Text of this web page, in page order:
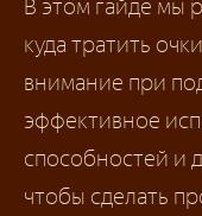
В этом гайде мы
куда тратить
внимание при
эффективное
способностей и
чтобы сделать